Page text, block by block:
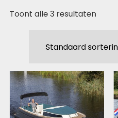
Toont alle 3 resultaten